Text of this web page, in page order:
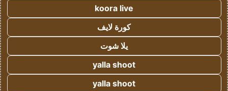
koora live
كورة لايف
يلا شوت
yalla shoot
yalla shoot